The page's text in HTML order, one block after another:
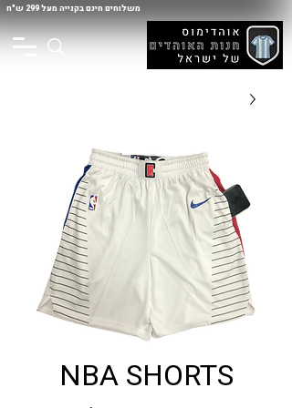
משלוחים חינם בקנייה מעל 299 ש"ח
NBA SHORTS